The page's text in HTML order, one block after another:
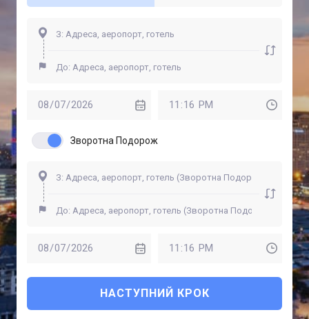
Зворотна Подорож
НАСТУПНИЙ КРОК